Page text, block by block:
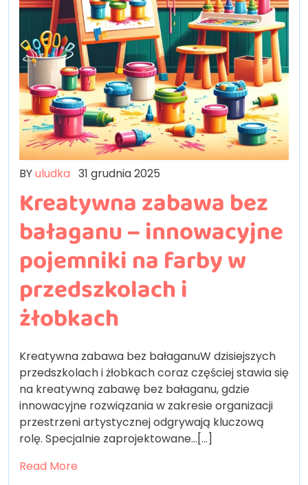
BYuludka 31 grudnia 2025
Kreatywna zabawa bez
bałaganu – innowacyjne
pojemniki na farby w
przedszkolach i
żłobkach
Kreatywna zabawa bez bałaganuW dzisiejszych
przedszkolach i żłobkach coraz częściej stawia się
na kreatywną zabawę bez bałaganu, gdzie
innowacyjne rozwiązania w zakresie organizacji
przestrzeni artystycznej odgrywają kluczową
rolę. Specjalnie zaprojektowane…[...]
Read More